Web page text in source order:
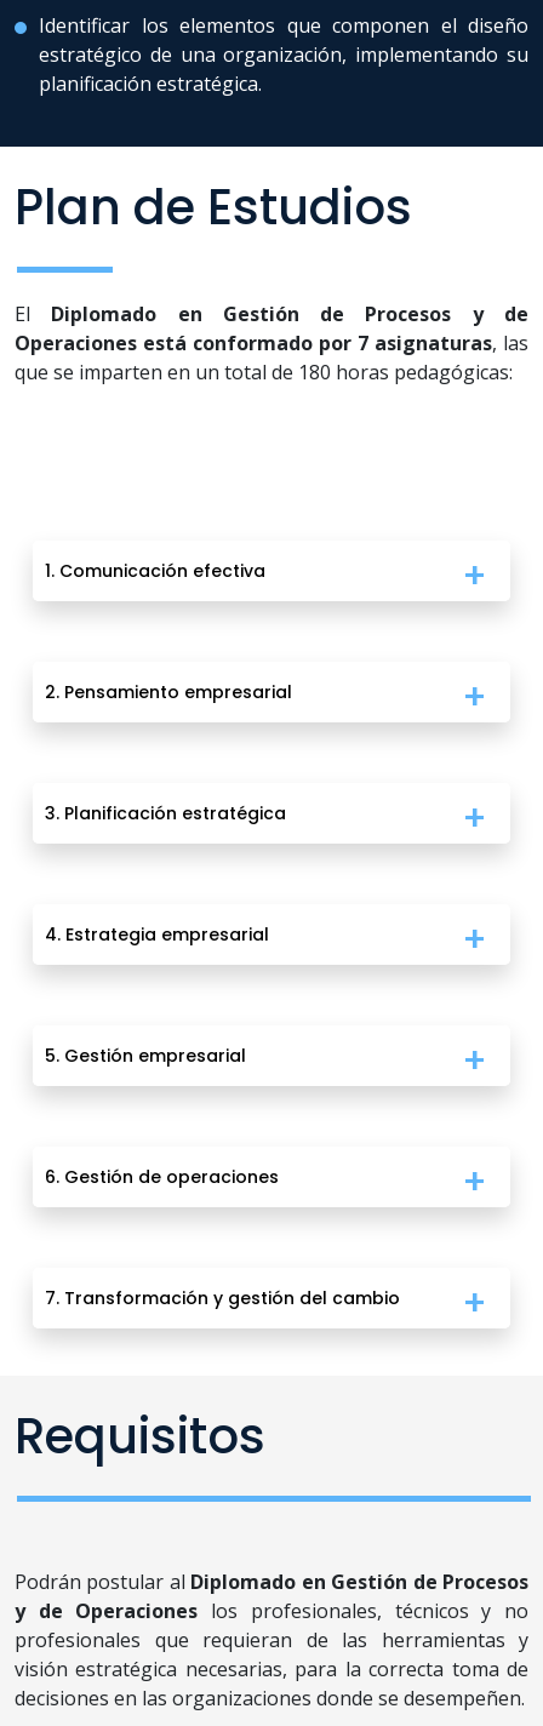
Identificar los elementos que componen el diseño
estratégico de una organización, implementando su
planificación estratégica.
Plan de Estudios
El Diplomado en Gestión de Procesos y de
Operaciones está conformado por 7 asignaturas, las
que se imparten en un total de 180 horas pedagógicas:
1. Comunicación efectiva
2. Pensamiento empresarial
3. Planificación estratégica
4. Estrategia empresarial
5. Gestión empresarial
6. Gestión de operaciones
7. Transformación y gestión del cambio
Podrán postular al Diplomado en Gestión de Procesos
y de Operaciones los profesionales, técnicos y no
profesionales que requieran de las herramientas y
visión estratégica necesarias, para la correcta toma de
decisiones en las organizaciones donde se desempeñen.
Requisitos